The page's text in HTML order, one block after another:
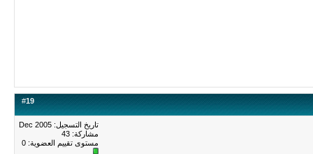
#19
تاريخ التسجيل: Dec 2005
مشاركة: 43
مستوى تقييم العضوية: 0